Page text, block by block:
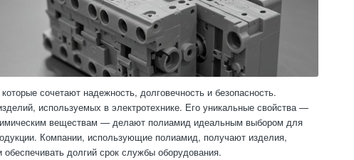
сочетают надежность, долговечность и безопасность.
используемых в электротехнике. Его уникальные свойства —
химическим веществам — делают полиамид идеальным выбором для
Компании, использующие полиамид, получают изделия,
долгий срок службы оборудования.